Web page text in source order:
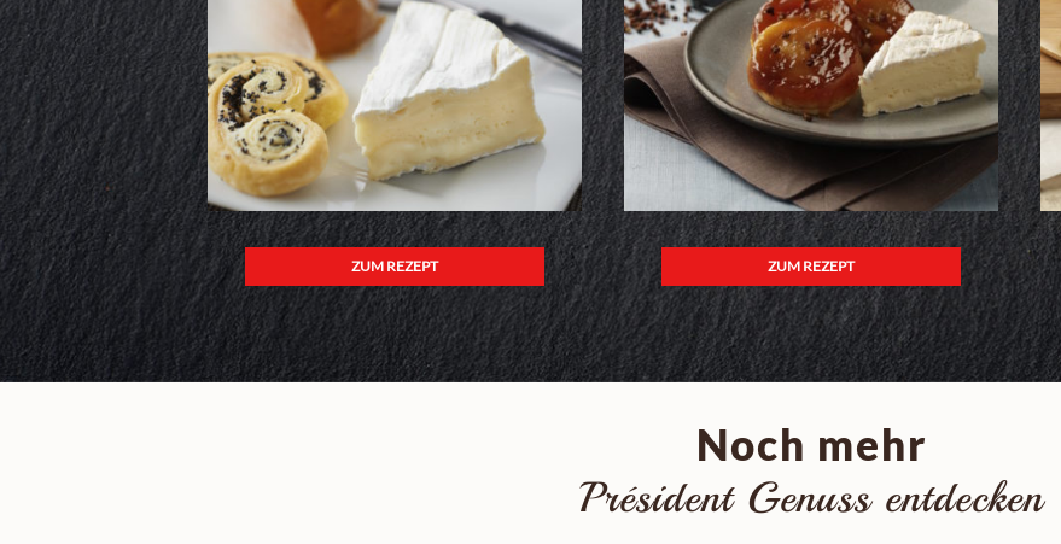
ZUM REZEPT ZUM REZEPT
Noch mehr
Président Genuss entdecken